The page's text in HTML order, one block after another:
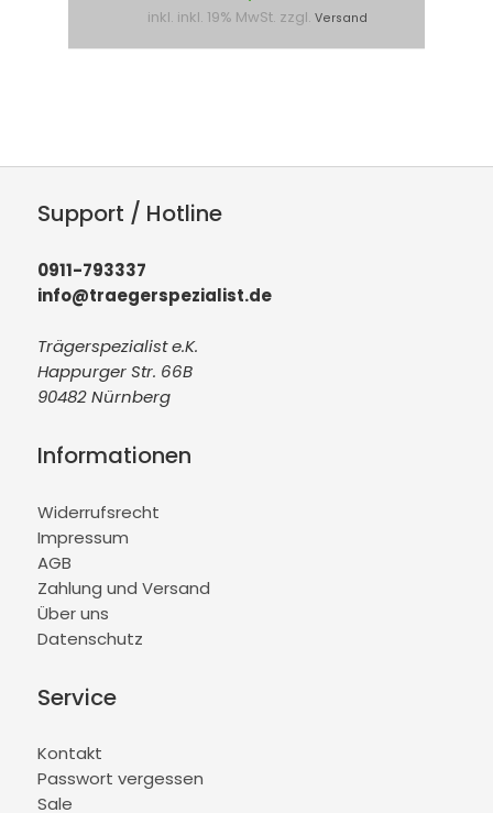
inkl. inkl. 19% MwSt. zzgl. Versand
Support / Hotline
0911-793337
info@traegerspezialist.de
Trägerspezialist e.K.
Happurger Str. 66B
90482 Nürnberg
Informationen
Widerrufsrecht
Impressum
AGB
Zahlung und Versand
Über uns
Datenschutz
Service
Kontakt
Passwort vergessen
Sale